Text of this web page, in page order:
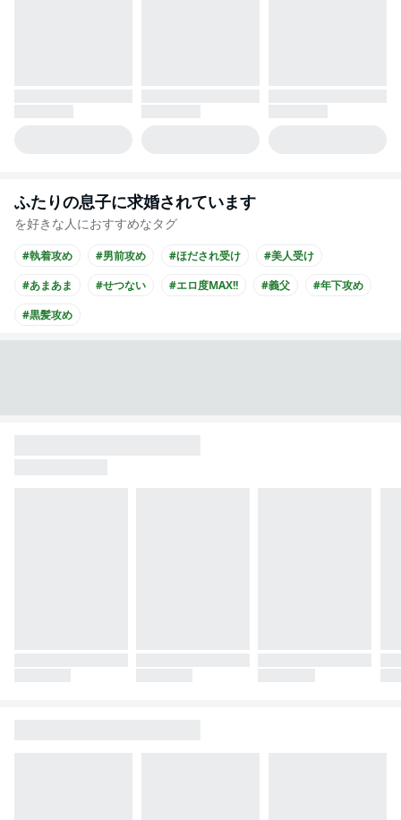
ふたりの息子に求婚されています
を好きな人におすすめなタグ
#執着攻め #男前攻め #ほだされ受け
#美人受け
#あまあま
#せつない #エロ度MAX!! #義父
#年下攻め
#黒髪攻め